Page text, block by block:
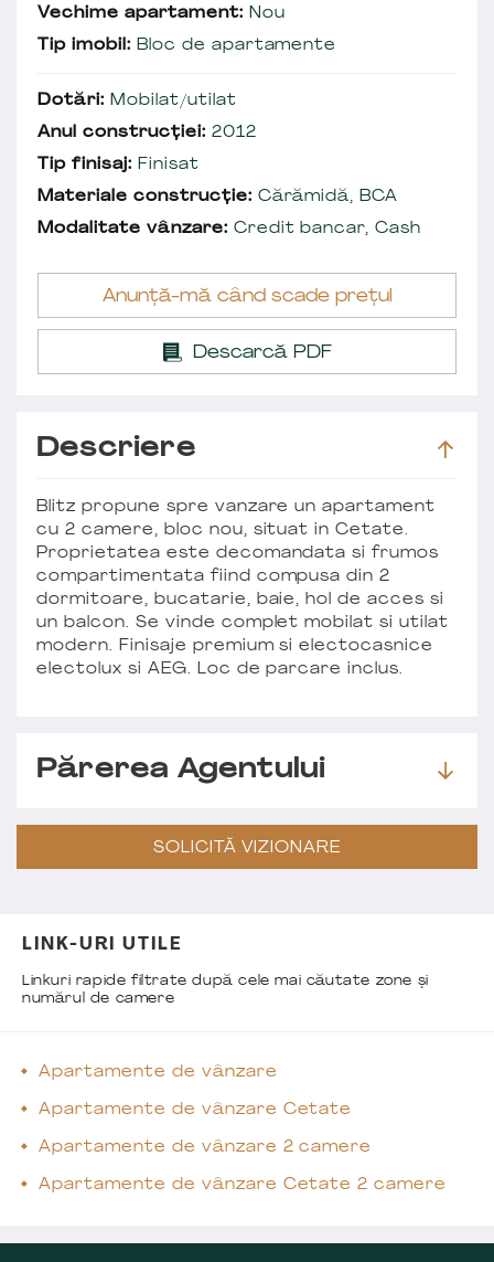
Vechime apartament: Nou
Tip imobil: Bloc de apartamente
Dotări: Mobilat/utilat
Anul construcției: 2012
Tip finisaj: Finisat
Materiale construcție: Cărămidă, BCA
Modalitate vânzare: Credit bancar, Cash
Anunță-mă când scade prețul
Descarcă PDF
Descriere
Blitz propune spre vanzare un apartament
cu 2 camere, bloc nou, situat in Cetate.
Proprietatea este decomandata si frumos
compartimentata fiind compusa din 2
dormitoare, bucatarie, baie, hol de acces si
un balcon. Se vinde complet mobilat si utilat
modern. Finisaje premium si electocasnice
electolux si AEG. Loc de parcare inclus.
Părerea Agentului
SOLICITĂ VIZIONARE
LINK-URI UTILE
Linkuri rapide filtrate după cele mai căutate zone și
numărul de camere
Apartamente de vânzare
Apartamente de vânzare Cetate
Apartamente de vânzare 2 camere
Apartamente de vânzare Cetate 2 camere